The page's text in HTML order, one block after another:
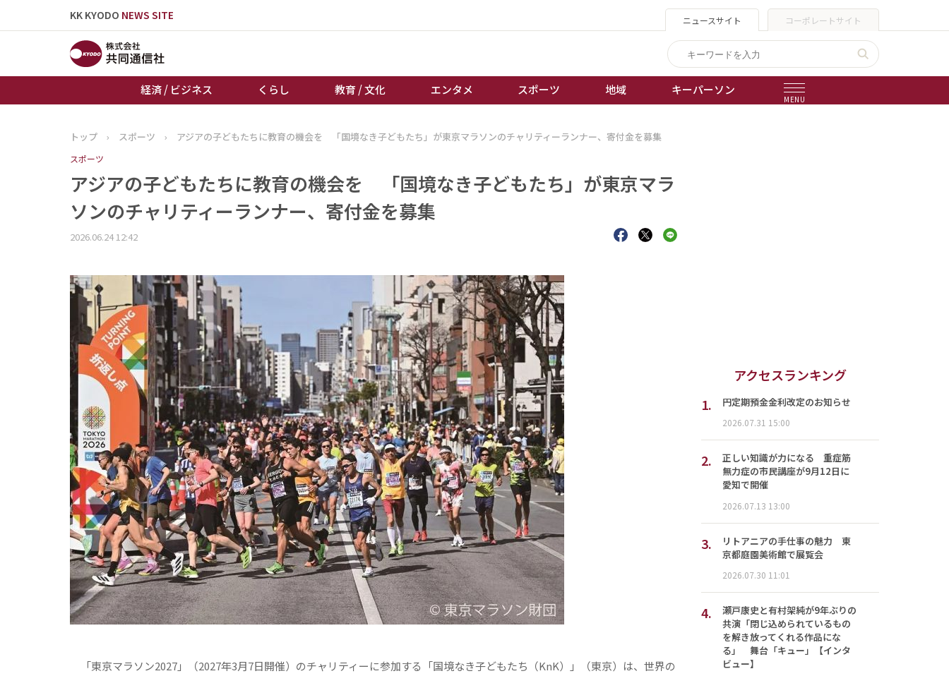
KK KYODO NEWS SITE ニュースサイト コーポレートサイト
経済 / ビジネス くらし 教育 / 文化 エンタメ スポーツ 地域 キーパーソン
MENU
トップページ
経済 / ビジネス
教育 / 文化
エンタメ
キーパーソン
誰もが輝いて働く社会へ
オートレース
女流本因坊戦
トップ › スポーツ › アジアの子どもたちに教育の機会を 「国境なき子どもたち」が東京マラソンのチャリティーランナー、寄付金を募集
スポーツ
アジアの子どもたちに教育の機会を 「国境なき子どもたち」が東京マラ
ソンのチャリティーランナー、寄付金を募集
2026.06.24 12:42
「東京マラソン2027」（2027年3月7日開催）のチャリティーに参加する「国境なき子どもたち（KnK）」（東京）は、世界の
アクセスランキング
1.
円定期預金金利改定のお知らせ
2026.07.31 15:00
2.
正しい知識が力になる 重症筋
無力症の市民講座が9月12日に
愛知で開催
2026.07.13 13:00
3.
リトアニアの手仕事の魅力 東
京都庭園美術館で展覧会
2026.07.30 11:01
4.
瀬戸康史と有村架純が9年ぶりの
共演「閉じ込められているもの
を解き放ってくれる作品にな
る」 舞台「キュー」【インタ
ビュー】